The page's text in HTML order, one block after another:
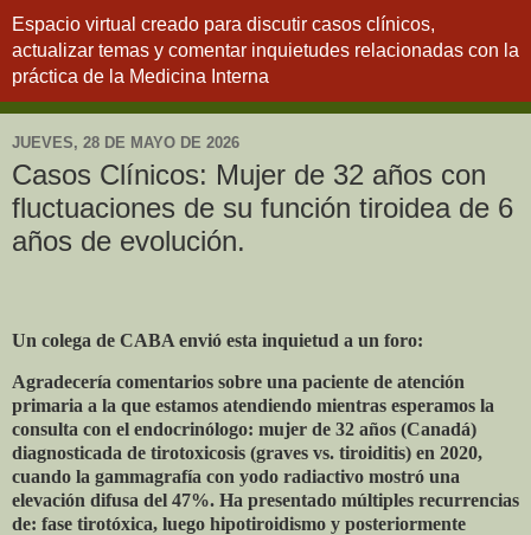
Espacio virtual creado para discutir casos clínicos,
actualizar temas y comentar inquietudes relacionadas con la
práctica de la Medicina Interna
JUEVES, 28 DE MAYO DE 2026
Casos Clínicos: Mujer de 32 años con
fluctuaciones de su función tiroidea de 6
años de evolución.
Un colega de CABA envió esta inquietud a un foro:
Agradecería comentarios sobre una paciente de atención
primaria a la que estamos atendiendo mientras esperamos la
consulta con el endocrinólogo: mujer de 32 años (Canadá)
diagnosticada de tirotoxicosis (graves vs. tiroiditis) en 2020,
cuando la gammagrafía con yodo radiactivo mostró una
elevación difusa del 47%. Ha presentado múltiples recurrencias
de: fase tirotóxica, luego hipotiroidismo y posteriormente